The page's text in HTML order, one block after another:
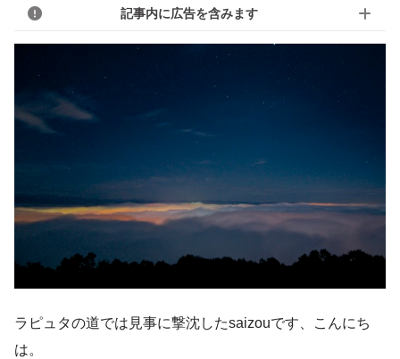
記事内に広告を含みます
ラピュタの道では見事に撃沈したsaizouです、こんにち
は。